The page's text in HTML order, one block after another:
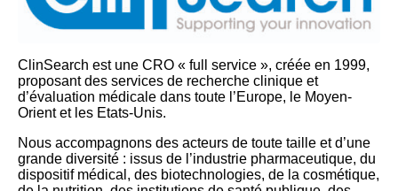
ClinSearch est une CRO « full service », créée en 1999,
proposant des services de recherche clinique et
d’évaluation médicale dans toute l’Europe, le Moyen-
Orient et les Etats-Unis.
Nous accompagnons des acteurs de toute taille et d’une
grande diversité : issus de l’industrie pharmaceutique, du
dispositif médical, des biotechnologies, de la cosmétique,